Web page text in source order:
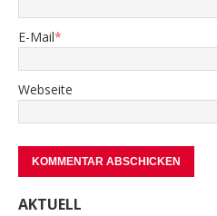
E-Mail*
Webseite
AKTUELL